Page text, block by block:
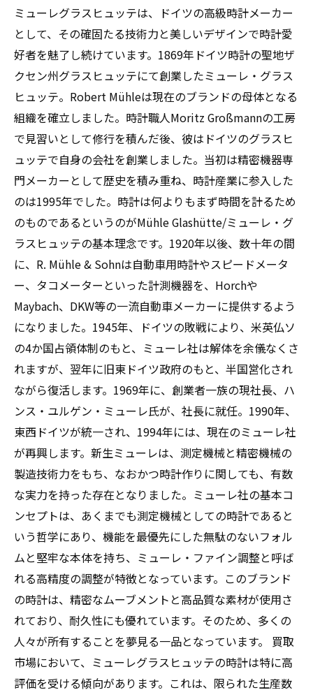
ミューレグラスヒュッテ時計を高価で手放すた
めの最良の選択
ミューレグラスヒュッテは、ドイツの高級時計メーカー
として、その確固たる技術力と美しいデザインで時計愛
好者を魅了し続けています。1869年ドイツ時計の聖地ザ
クセン州グラスヒュッテにて創業したミューレ・グラス
ヒュッテ。Robert Mühleは現在のブランドの母体となる
組織を確立しました。時計職人Moritz Großmannの工房
で見習いとして修行を積んだ後、彼はドイツのグラスヒ
ュッテで自身の会社を創業しました。当初は精密機器専
門メーカーとして歴史を積み重ね、時計産業に参入した
のは1995年でした。時計は何よりもまず時間を計るため
のものであるというのがMühle Glashütte/ミューレ・グ
ラスヒュッテの基本理念です。1920年以後、数十年の間
に、R. Mühle & Sohnは自動車用時計やスピードメータ
ー、タコメーターといった計測機器を、Horchや
Maybach、DKW等の一流自動車メーカーに提供するよう
になりました。1945年、ドイツの敗戦により、米英仏ソ
の4か国占領体制のもと、ミューレ社は解体を余儀なくさ
れますが、翌年に旧東ドイツ政府のもと、半国営化され
ながら復活します。1969年に、創業者一族の現社長、ハ
ンス・ユルゲン・ミューレ氏が、社長に就任。1990年、
東西ドイツが統一され、1994年には、現在のミューレ社
が再興します。新生ミューレは、測定機械と精密機械の
製造技術力をもち、なおかつ時計作りに関しても、有数
な実力を持った存在となりました。ミューレ社の基本コ
ンセプトは、あくまでも測定機械としての時計であると
いう哲学にあり、機能を最優先にした無駄のないフォル
ムと堅牢な本体を持ち、ミューレ・ファイン調整と呼ば
れる高精度の調整が特徴となっています。このブランド
の時計は、精密なムーブメントと高品質な素材が使用さ
れており、耐久性にも優れています。そのため、多くの
人々が所有することを夢見る一品となっています。 買取
市場において、ミューレグラスヒュッテの時計は特に高
評価を受ける傾向があります。これは、限られた生産数